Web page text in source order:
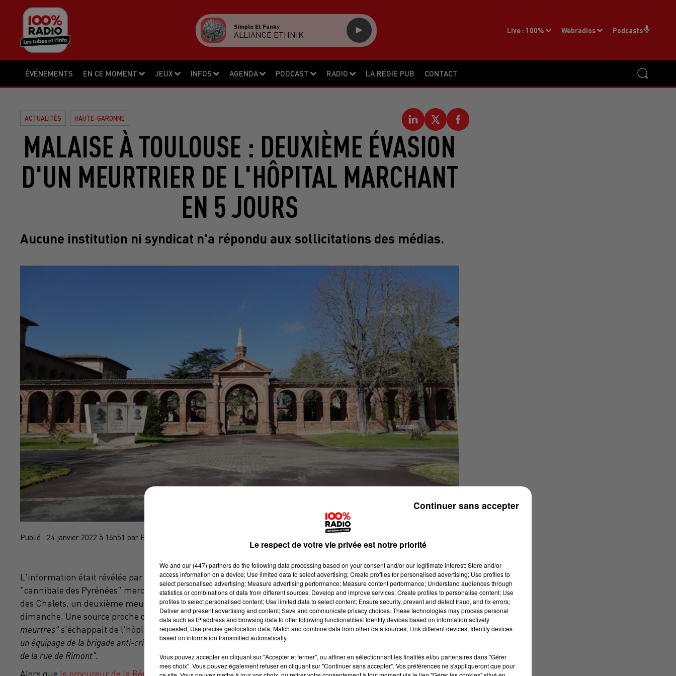
ÉVÉNEMENTS EN CE MOMENT JEUX INFOS AGENDA PODCAST RADIO LA RÉGIE PUB CONTACT
Live : 100% Webradios Podcasts
Simple Et Funky
ALLIANCE ETHNIK
ACTUALITÉS HAUTE-GARONNE
MALAISE À TOULOUSE : DEUXIÈME ÉVASION
D'UN MEURTRIER DE L'HÔPITAL MARCHANT
EN 5 JOURS
Aucune institution ni syndicat n'a répondu aux sollicitations des médias.
Publié : 24 janvier 2022 à 16h51 par Brice Vidal
L'information était révélée par nos confrères deLa Dépêche du Midice lundi matin : après l'évasion du
"cannibale des Pyrénées" mercredi dernier et l'agression qui a failli coûter la vie à une retraitée du quartier
des Chalets, un deuxième meurtrier déclaré irresponsable fuguait du CHS Marchant de Toulouse ce
dimanche. Une source proche de l'enquête nous confirmait qu'un"individu dangereux", "connu pour deux
meurtres"s'échappait de l'hôpital psychiatrique situé au sud de la Ville rose, ce dimanche,"il a été retrouvé par
un équipage de la brigade anti-criminalité"quelques heures après son évasion
de la rue de Rimont".
Le respect de votre vie privée est notre priorité
We and our (447) partnersdo the following data processing based on your consent and/or our legitimate interest: Store and/or
access information on a device; Use limited data to select advertising; Create profiles for personalised advertising; Use profiles to
select personalised advertising; Measure advertising performance; Measure content performance; Understand audiences through
statistics or combinations of data from different sources; Develop and improve services; Create profiles to personalise content; Use
profiles to select personalised content; Use limited data to select content; Ensure security, prevent and detect fraud, and fix errors;
Deliver and present advertising and content; Save and communicate privacy choices. These technologies may process personal
data such as IP address and browsing data to offer following functionalities: Identify devices based on information actively
requested; Use precise geolocation data; Match and combine data from other data sources; Link different devices; Identify devices
based on information transmitted automatically.
Vous pouvez accepter en cliquant sur "Accepter et fermer", ou affiner en sélectionnant les finalités et/ou partenaires dans "Gérer
mes choix". Vous pouvez également refuser en cliquant sur "Continuer sans accepter". Vos préférences ne s'appliqueront que pour
Continuer sans accepter